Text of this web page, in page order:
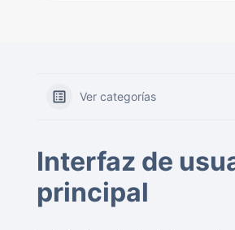
Ver categorías
Interfaz de
principal